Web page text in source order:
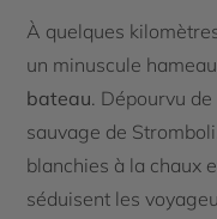
À quelques
un minuscule
bateau. Dépourvu
sauvage de
blanchies à la chaux
séduisent les